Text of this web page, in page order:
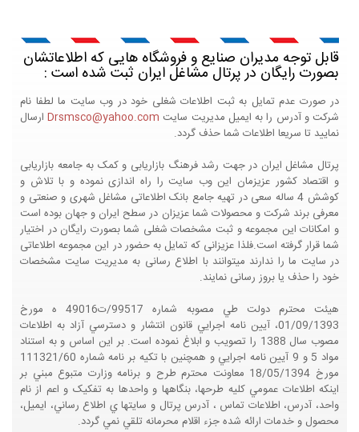
قابل توجه مدیران صنایع و فروشگاه هایی که اطلاعاتشان
بصورت رایگان در پرتال مشاغل ایران ثبت شده است :
در صورت عدم تمایل به ثبت اطلاعات شغلی خود در وب سایت ما لطفا نام
شرکت و آدرس را به ایمیل مدیریت سایت Drsmsco@yahoo.comارسال
نمایید تا سریعا اطلاعات شما حذف گردد.
پرتال مشاغل ایران در جهت رشد فرهنگ بازاریابی و کمک به جامعه بازاریابی
و اقتصاد کشور عزیزمان این وب سایت را راه اندازی نموده و با تلاش و
کوشش 4 ساله سعی در تهیه جامع بانک اطلاعاتی مشاغل شهری و صنعتی و
معرفی برند شرکت و محصولات شما عزیزان در سطح ایران و جهان بوده است
و امکانات این مجموعه و ثبت مشخصات شغلی شما بصورت رایگان در اختیار
شما قرار گرفته است.فلذا عزیزانی که تمایل به حضور در این مجموعه اطلاعاتی
در سایت ما را ندارند میتوانند با اطلاع رسانی به مدیریت سایت مشخصات
خود را حذف یا بروز رسانی نمایند.
هيئت محترم دولت طي مصوبه شماره 99517/ت49016 ه مورخ
01/09/1393، آيين نامه اجرايي قانون انتشار و دسترسي آزاد به اطلاعات
مصوب سال 1388 را تصويب و ابلاغ نموده است. بر اين اساس و به استناد
مواد 5 و 9 آيين نامه اجرايي و همچنين با تکيه بر نامه شماره 111321/60
مورخ 18/05/1394 معاونت محترم طرح و برنامه وزارت متبوع مبني بر
اينکه اطلاعات عمومي کليه طرحها، بنگاهها و واحدها به تفکيک و اعم از نام
واحد، آدرس، اطلاعات تماس ، آدرس پرتال و سايتها ي اطلاع رساني، ايميل،
محصول و خدمات ارائه شده جزء اقلام محرمانه تلقي نمي گردد.